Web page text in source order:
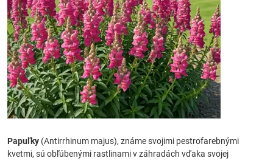
Papuľky (Antirrhinum majus), známe svojimi pestrofarebnými
kvetmi, sú obľúbenými rastlinami v záhradách vďaka svojej